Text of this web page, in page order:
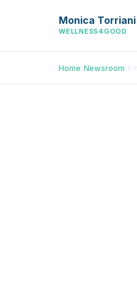
Monica Torriani
WELLNESS4GOOD
Home›Newsroom›Il